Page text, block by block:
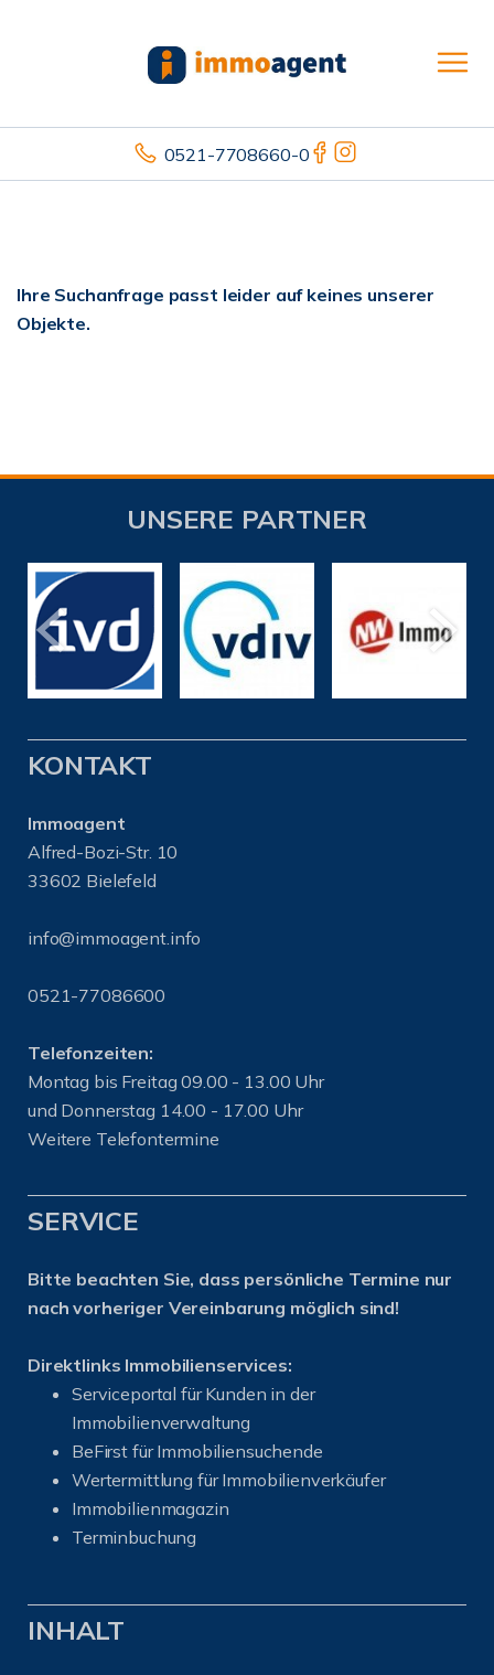
0521-7708660-0
Ihre Suchanfrage passt leider auf keines unserer
Objekte.
UNSERE PARTNER
KONTAKT
Immoagent
Alfred-Bozi-Str. 10
33602 Bielefeld
info@immoagent.info
0521-77086600
Telefonzeiten:
Montag bis Freitag 09.00 - 13.00 Uhr
und Donnerstag 14.00 - 17.00 Uhr
Weitere Telefontermine
SERVICE
Bitte beachten Sie, dass persönliche Termine nur
nach vorheriger Vereinbarung möglich sind!
Direktlinks Immobilienservices:
Serviceportal für Kunden in der
Immobilienverwaltung
BeFirst für Immobiliensuchende
Wertermittlung für Immobilienverkäufer
Immobilienmagazin
Terminbuchung
INHALT